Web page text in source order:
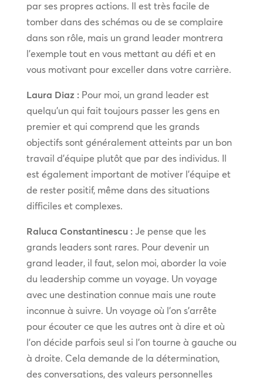
par ses propres actions. Il est très facile de
tomber dans des schémas ou de se complaire
dans son rôle, mais un grand leader montrera
l’exemple tout en vous mettant au défi et en
vous motivant pour exceller dans votre carrière.
Laura Diaz :Pour moi, un grand leader est
quelqu’un qui fait toujours passer les gens en
premier et qui comprend que les grands
objectifs sont généralement atteints par un bon
travail d’équipe plutôt que par des individus. Il
est également important de motiver l’équipe et
de rester positif, même dans des situations
difficiles et complexes.
Raluca Constantinescu :Je pense que les
grands leaders sont rares. Pour devenir un
grand leader, il faut, selon moi, aborder la voie
du leadership comme un voyage. Un voyage
avec une destination connue mais une route
inconnue à suivre. Un voyage où l’on s’arrête
pour écouter ce que les autres ont à dire et où
l’on décide parfois seul si l’on tourne à gauche ou
à droite. Cela demande de la détermination,
des conversations, des valeurs personnelles